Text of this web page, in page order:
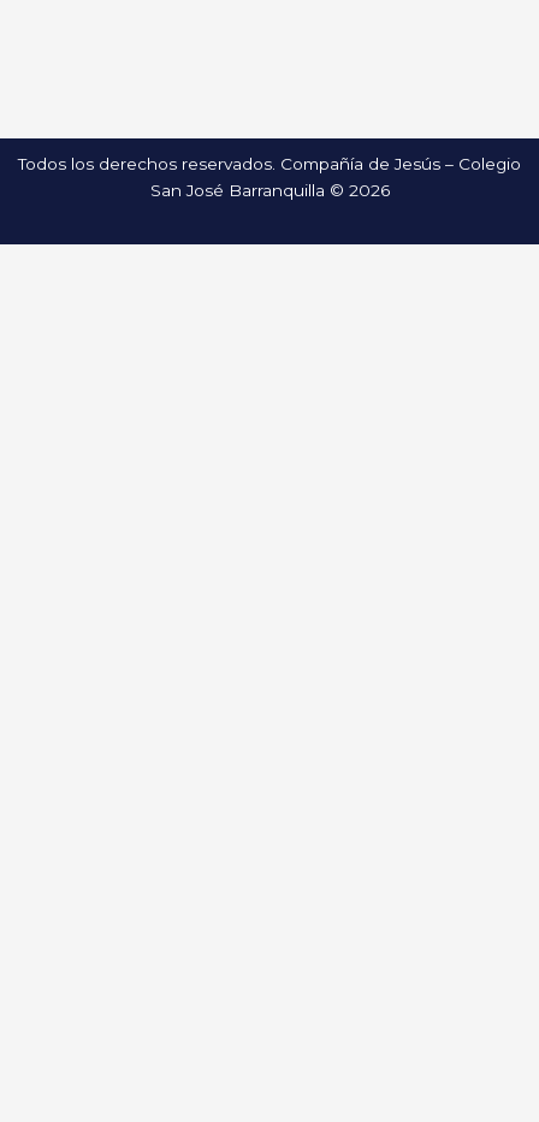
Todos los derechos reservados. Compañía de Jesús – Colegio
San José Barranquilla © 2026